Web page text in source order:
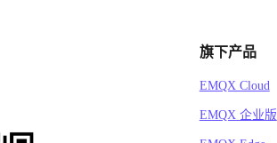
name of client TLS cert
旗下产品
EMQX Cloud
EMQX 企业版